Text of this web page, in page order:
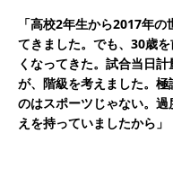
「高校2年生から2017年
てきました。でも、30歳
くなってきた。試合当日
が、階級を考えました。
のはスポーツじゃない。
えを持っていましたから」